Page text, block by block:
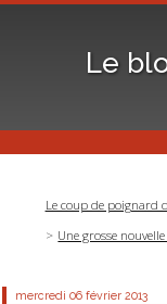
Le
Le coup de poignard
Une grosse
mercredi 06 février 2013